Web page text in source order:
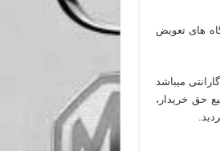
های تعویض
میباشد
حق خریدار،